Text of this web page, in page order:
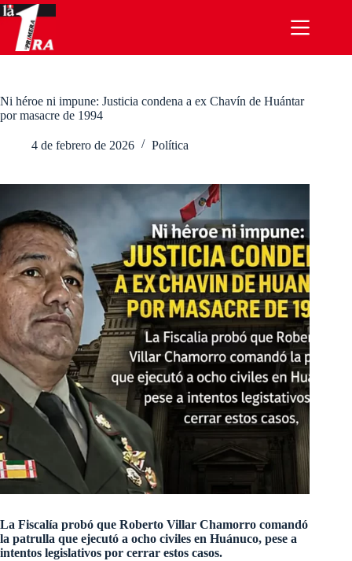
Saltar
al
contenido
Ni héroe ni impune: Justicia condena a ex Chavín de Huántar
por masacre de 1994
4 de febrero de 2026 Política
La Fiscalía probó que Roberto Villar Chamorro comandó
la patrulla que ejecutó a ocho civiles en Huánuco, pese a
intentos legislativos por cerrar estos casos.